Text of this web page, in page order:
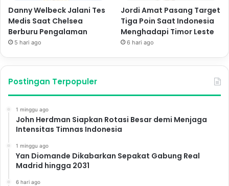
Danny Welbeck Jalani Tes
Medis Saat Chelsea
Berburu Pengalaman
5 hari ago
Jordi Amat Pasang Target
Tiga Poin Saat Indonesia
Menghadapi Timor Leste
6 hari ago
Postingan Terpopuler
1 minggu ago
John Herdman Siapkan Rotasi Besar demi Menjaga
Intensitas Timnas Indonesia
1 minggu ago
Yan Diomande Dikabarkan Sepakat Gabung Real
Madrid hingga 2031
6 hari ago